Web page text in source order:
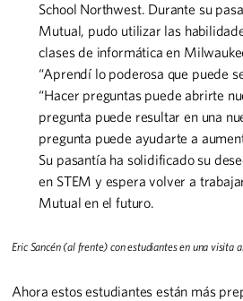
School Northwest. Durante su
Mutual, pudo utilizar las
clases de informática en
“Aprendí lo poderosa que puede
“Hacer preguntas puede abrirte
pregunta puede resultar en una
pregunta puede ayudarte a
Su pasantía ha solidificado su
en STEM y espera volver a
Mutual en el futuro.
Eric Sancén (al frente) con estudiantes en una visita
Ahora estos estudiantes están más